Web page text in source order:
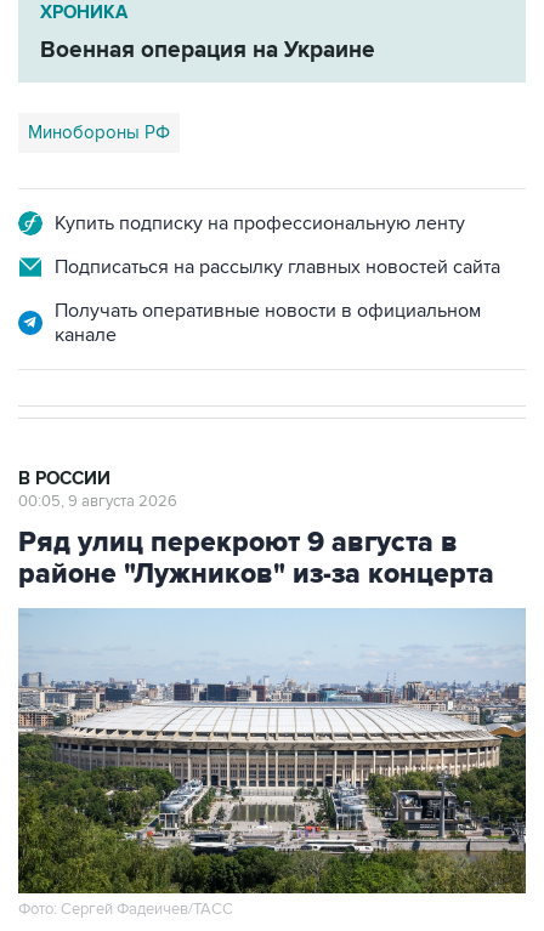
ХРОНИКА
Военная операция на Украине
Минобороны РФ
Купить подписку на профессиональную ленту
Подписаться на рассылку главных новостей сайта
Получать оперативные новости в официальном
канале
В РОССИИ
00:05, 9 августа 2026
Ряд улиц перекроют 9 августа в
районе "Лужников" из-за концерта
Фото: Сергей Фадеичев/ТАСС